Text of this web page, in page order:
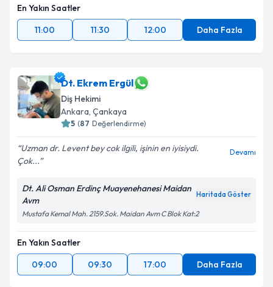
En Yakın Saatler
11:00
11:30 12:00 Daha Fazla
Dt. Ekrem Ergül
Diş Hekimi
Ankara, Çankaya
5 (87 Değerlendirme)
Uzman dr. Levent bey cok ilgili, işinin en iyisiydi.
Çok...
Devamı
Dt. Ali Osman Erdinç Muayenehanesi Maidan
Avm
Haritada Göster
Mustafa Kemal Mah. 2159.Sok. Maidan Avm C Blok Kat:2
En Yakın Saatler
09:00
09:30 17:00 Daha Fazla